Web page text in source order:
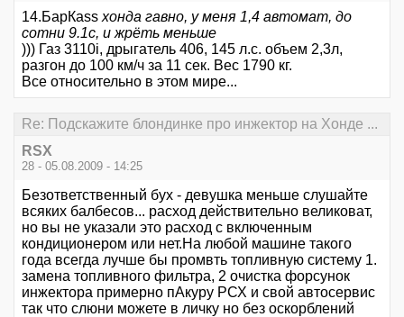
14.БарКаss хонда гавно, у меня 1,4 автомат, до
сотни 9.1с, и жрёть меньше
))) Газ 3110i, дрыгатель 406, 145 л.с. объем 2,3л,
разгон до 100 км/ч за 11 сек. Вес 1790 кг.
Все относительно в этом мире...
Re: Подскажите блондинке про инжектор на Хонде ...
RSX
28 - 05.08.2009 - 14:25
Безответственный бух - девушка меньше слушайте
всяких балбесов... расход действительно великоват,
но вы не указали это расход с включенным
кондиционером или нет.На любой машине такого
года всегда лучше бы промвть топливную систему 1.
замена топливного фильтра, 2 очистка форсунок
инжектора примерно пАкуру РСХ и свой автосервис
так что слюни можете в личку но без оскорблений